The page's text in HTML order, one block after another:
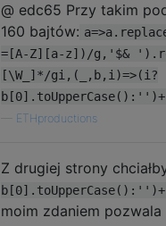
@ edc65 Przy takim
160 bajtów:
=[A-Z][a-z])/g,'$&
[\W_]*/gi,(_,b,i)=>(i?
ETHproductions
Z drugiej strony
moim zdaniem